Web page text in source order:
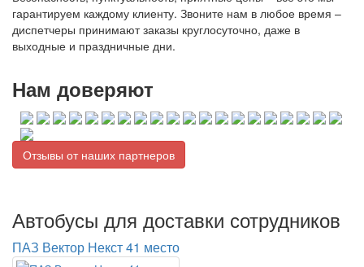
гарантируем каждому клиенту. Звоните нам в любое время –
диспетчеры принимают заказы круглосуточно, даже в
выходные и праздничные дни.
Нам доверяют
Отзывы от наших партнеров
Автобусы для доставки сотрудников
ПАЗ Вектор Некст 41 место